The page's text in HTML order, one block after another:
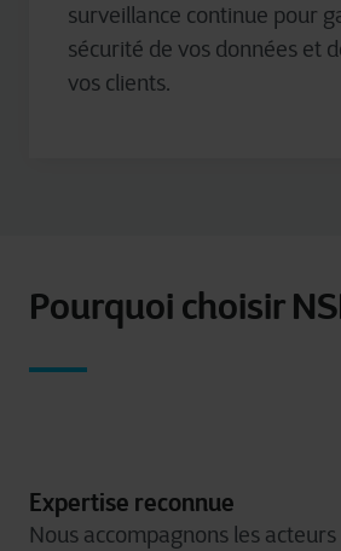
surveillance continue pour
sécurité de vos données et
vos clients.
Pourquoi choisir
Expertise reconnue
Nous accompagnons les